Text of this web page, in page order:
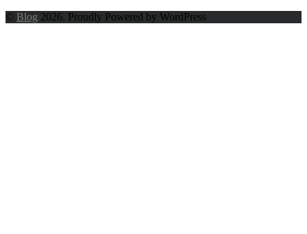
© Blog 2026. Proudly Powered by WordPress